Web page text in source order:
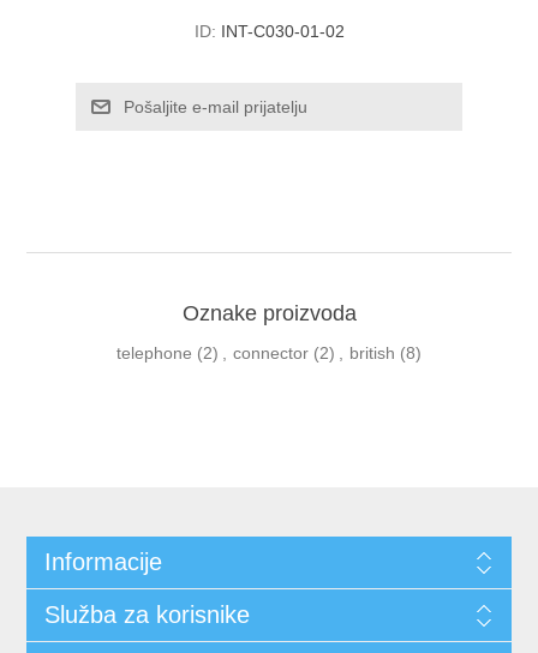
ID: INT-C030-01-02
Oznake proizvoda
telephone (2) connector (2) british (8)
Informacije
Služba za korisnike